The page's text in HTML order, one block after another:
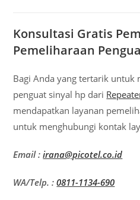
Konsultasi Gratis
Pemeliharaan
Bagi Anda yang tertarik untuk
penguat sinyal hp dari
mendapatkan layanan
untuk menghubungi kontak
Email :irana@picotel.co.id
WA/Telp. :0811-1134-690